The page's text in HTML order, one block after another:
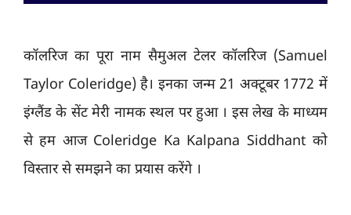
कॉलरिज का पूरा नाम सैमुअल टेलर कॉलरिज (Samuel
Taylor Coleridge) है। इनका जन्म 21 अक्टूबर 1772 में
इंग्लैंड के सेंट मेरी नामक स्थल पर हुआ । इस लेख के माध्यम
से हम आज Coleridge Ka Kalpana Siddhant को
विस्तार से समझने का प्रयास करेंगे ।